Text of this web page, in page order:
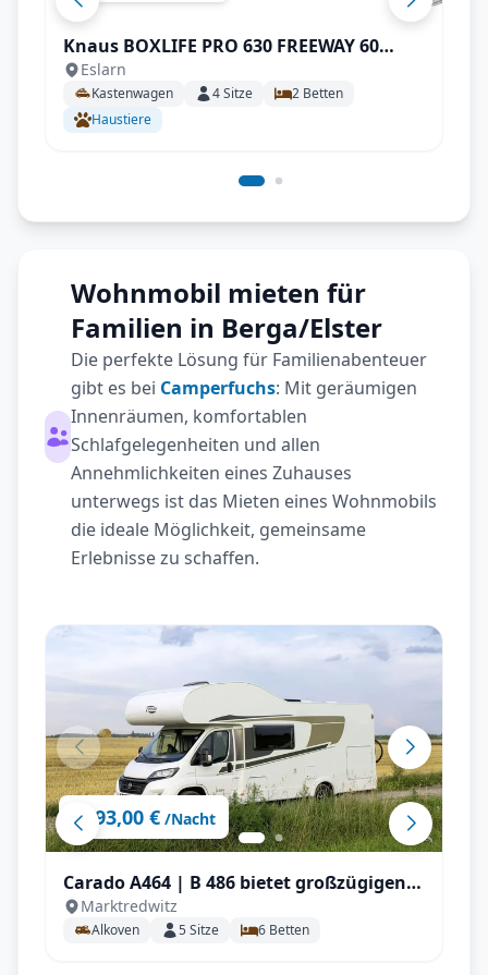
Knaus BOXLIFE PRO 630 FREEWAY 60
YEARS KNAUS mit AHK uvm.
Eslarn
Kastenwagen 4Sitze 2 Betten
Haustiere
Wohnmobil mieten für
Familien in Berga/Elster
Die perfekte Lösung für Familienabenteuer
gibt es bei Camperfuchs: Mit geräumigen
Innenräumen, komfortablen
Schlafgelegenheiten und allen
Annehmlichkeiten eines Zuhauses
unterwegs ist das Mieten eines Wohnmobils
die ideale Möglichkeit, gemeinsame
Erlebnisse zu schaffen.
ab 93,00 € /Nacht
Carado A464 | B 486 bietet großzügigen
Platz für 5 Personen , großem
Doppelbett, zusätzlicher Sitzgruppe
Marktredwitz
Alkoven 5Sitze 6 Betten